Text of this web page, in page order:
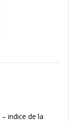
indice de la